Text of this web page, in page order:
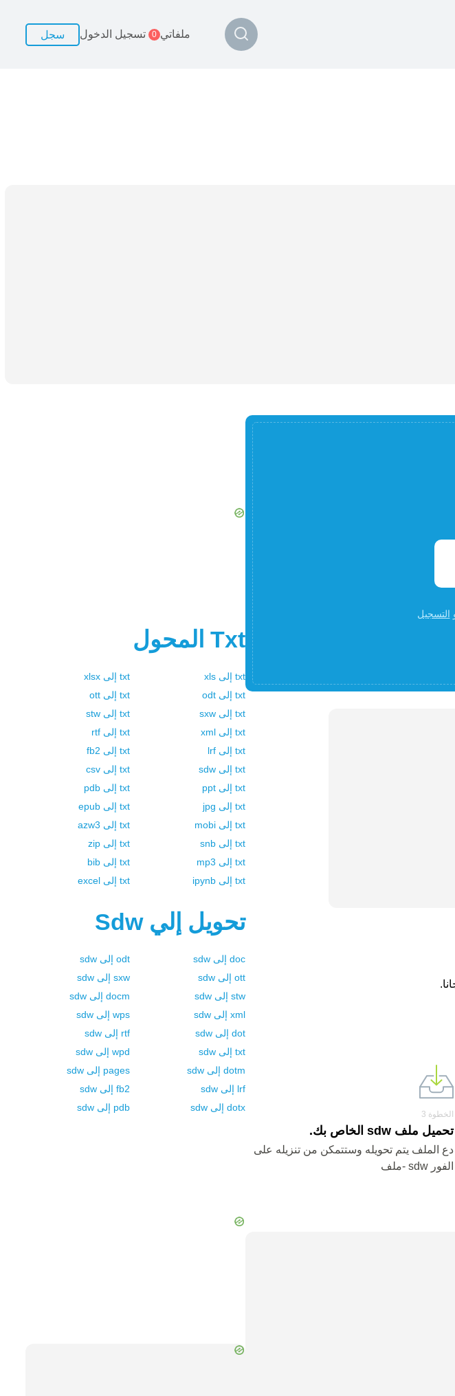
ملفاتي 0 تسجيل الدخول سجل
التسجيل
الخطوة 3
تحميل ملف sdw الخاص بك.
دع الملف يتم تحويله وستتمكن من تنزيله على
الفور sdw -ملف
Txt المحول
txt إلى xls
txt إلى xlsx
txt إلى odt
txt إلى ott
txt إلى sxw
txt إلى stw
txt إلى xml
txt إلى rtf
txt إلى lrf
txt إلى fb2
txt إلى sdw
txt إلى csv
txt إلى ppt
txt إلى pdb
txt إلى jpg
txt إلى epub
txt إلى mobi
txt إلى azw3
txt إلى snb
txt إلى zip
txt إلى mp3
txt إلى bib
txt إلى ipynb
txt إلى excel
تحويل إلي Sdw
doc إلى sdw
odt إلى sdw
ott إلى sdw
sxw إلى sdw
stw إلى sdw
docm إلى sdw
xml إلى sdw
wps إلى sdw
dot إلى sdw
rtf إلى sdw
txt إلى sdw
wpd إلى sdw
dotm إلى sdw
pages إلى sdw
lrf إلى sdw
fb2 إلى sdw
dotx إلى sdw
pdb إلى sdw